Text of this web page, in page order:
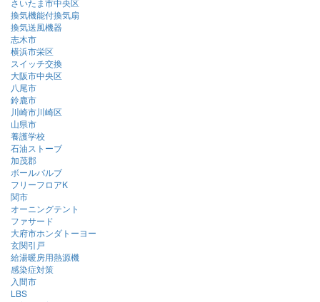
さいたま市中央区
換気機能付換気扇
換気送風機器
志木市
横浜市栄区
スイッチ交換
大阪市中央区
八尾市
鈴鹿市
川崎市川崎区
山県市
養護学校
石油ストーブ
加茂郡
ボールバルブ
フリーフロアK
関市
オーニングテント
ファサード
大府市ホンダトーヨー
玄関引戸
給湯暖房用熱源機
感染症対策
入間市
LBS